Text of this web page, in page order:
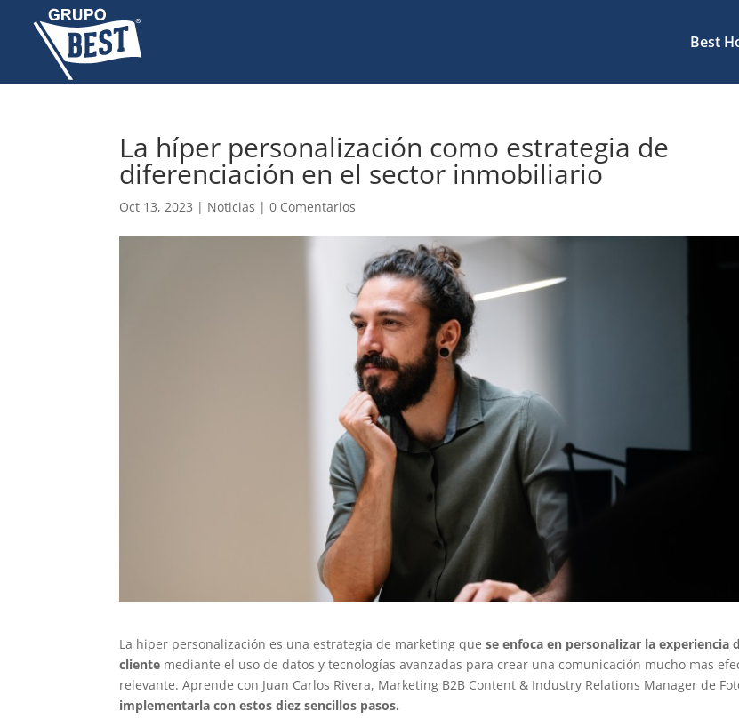
Best
La híper personalización como estrategia de
diferenciación en el sector inmobiliario
Oct 13, 2023 | Noticias |0 Comentarios
La hiper personalización es una estrategia de marketing quese enfoca en personalizar la experiencia
cliente mediante el uso de datos y tecnologías avanzadas para crear una comunicación mucho mas
relevante. Aprende con Juan Carlos Rivera, Marketing B2B Content & Industry Relations Manager de
implementarla con estos diez sencillos pasos.